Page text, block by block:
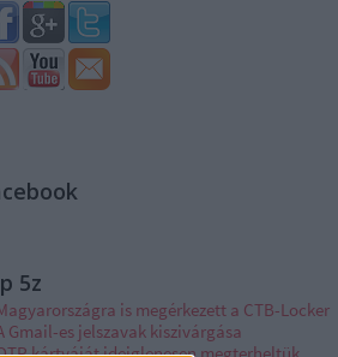
5z
is megérkezett a CTB-Locker
Gmail-es jelszavak kiszivárgása